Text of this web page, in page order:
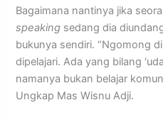
Bagaimana nantinya jika
speaking sedang dia
bukunya sendiri. “Ngomong
dipelajari. Ada yang bilang
namanya bukan belajar
Ungkap Mas Wisnu Adji.